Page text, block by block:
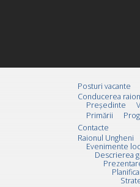
Posturi vacante
Conducerea
Preşedinte
Primării
Contacte
Raionul Ungheni
Evenimente
Descrierea